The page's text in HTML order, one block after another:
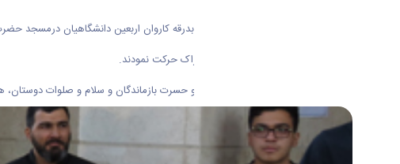
مهر ماه از جلوی درب مسجد دانشگاه اراک حرکت نمودند.
این کاروان نورانی در میان اشک شوق و حسرت بازماندگان و سلام و صلوات دوستان،